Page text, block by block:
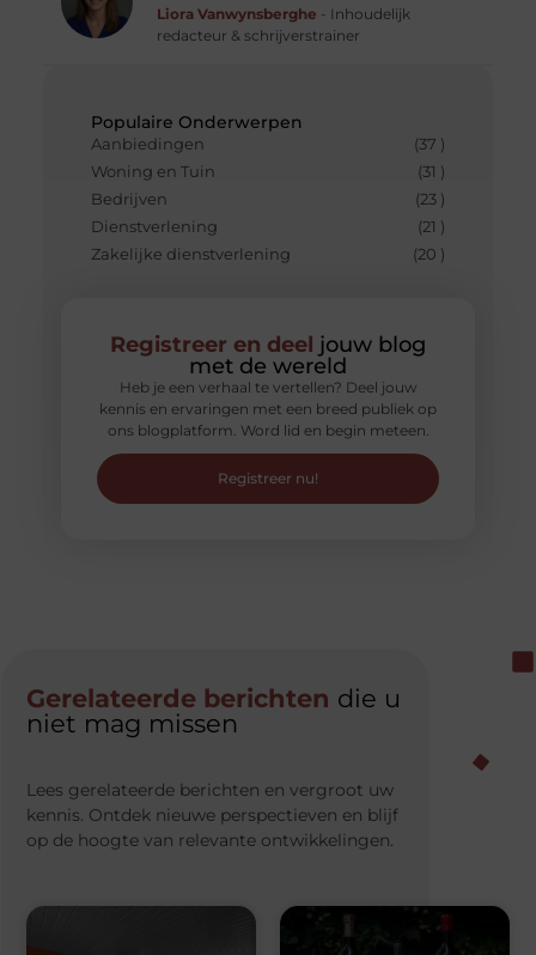
Populaire Onderwerpen
Aanbiedingen
(37 )
Woning en Tuin
(31 )
Bedrijven
(23 )
Dienstverlening
(21 )
Zakelijke dienstverlening
(20 )
Registreer en deel jouw blog
met de wereld
Heb je een verhaal te vertellen? Deel jouw
kennis en ervaringen met een breed publiek op
ons blogplatform. Word lid en begin meteen.
Registreer nu!
Liora Vanwynsberghe - Inhoudelijk
redacteur & schrijverstrainer
Gerelateerde berichten die u
niet mag missen
Lees gerelateerde berichten en vergroot uw
kennis. Ontdek nieuwe perspectieven en blijf
op de hoogte van relevante ontwikkelingen.